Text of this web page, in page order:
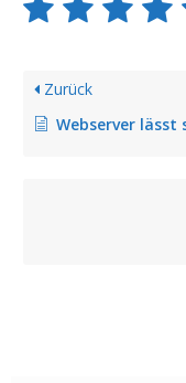
Zurück
Webserver lässt